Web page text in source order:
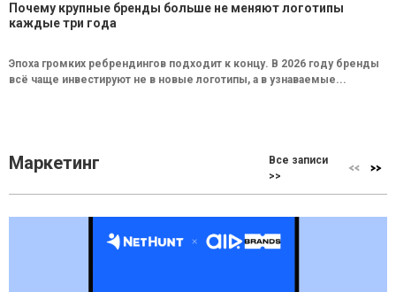
Почему крупные бренды больше не меняют логотипы
каждые три года
Эпоха громких ребрендингов подходит к концу. В 2026 году бренды
всё чаще инвестируют не в новые логотипы, а в узнаваемые...
Маркетинг
Все записи
>>